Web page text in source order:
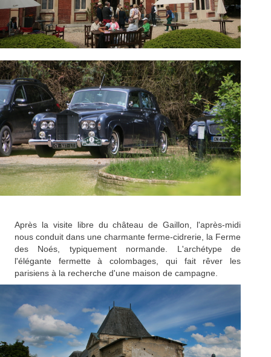
Après la visite libre du château de Gaillon, l'après-midi
nous conduit dans une charmante ferme-cidrerie, la Ferme
des Noés, typiquement normande. L'archétype de
l'élégante fermette à colombages, qui fait rêver les
parisiens à la recherche d'une maison de campagne.